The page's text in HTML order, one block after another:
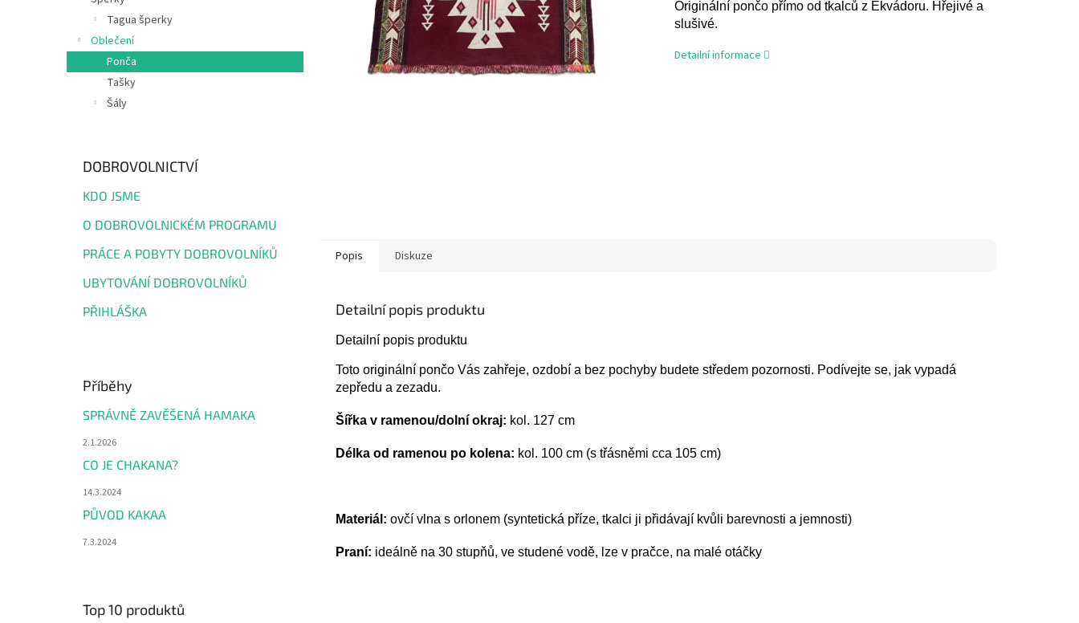
Tagua šperky
Oblečení
Ponča
Tašky
Šály
DOBROVOLNICTVÍ
KDO JSME
O DOBROVOLNICKÉM PROGRAMU
PRÁCE A POBYTY DOBROVOLNÍKŮ
UBYTOVÁNÍ DOBROVOLNÍKŮ
PŘIHLÁŠKA
Příběhy
SPRÁVNĚ ZAVĚŠENÁ HAMAKA
2.1.2026
CO JE CHAKANA?
14.3.2024
PŮVOD KAKAA
7.3.2024
Top 10 produktů
Originální pončo přímo od tkalců z Ekvádoru. Hřejivé a
slušivé.
Detailní informace
Popis Diskuze
Detailní popis produktu
Detailní popis produktu
Toto originální pončo Vás zahřeje, ozdobí a bez pochyby budete středem pozornosti. Podívejte se, jak vypadá
zepředu a zezadu.
Šířka v ramenou/dolní okraj: kol. 127 cm
Délka od ramenou po kolena: kol. 100 cm (s třásněmi cca 105 cm)
Materiál: ovčí vlna s orlonem (syntetická příze, tkalci ji přidávají kvůli barevnosti a jemnosti)
Praní: ideálně na 30 stupňů, ve studené vodě, lze v pračce, na malé otáčky